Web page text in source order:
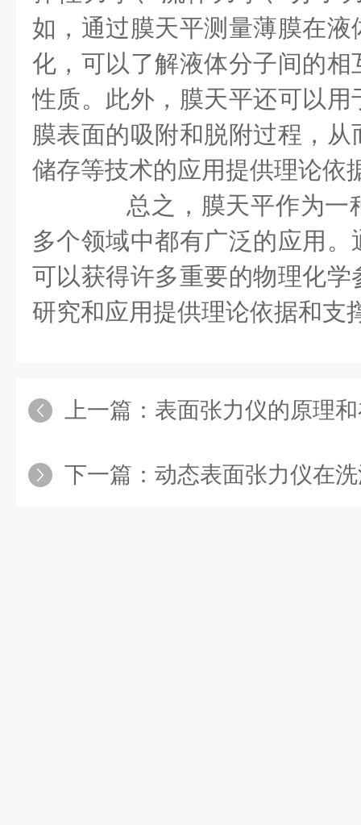
如，通过膜天平测量薄膜在
化，可以了解液体分子间的
性质。此外，膜天平还可以
膜表面的吸附和脱附过程，
储存等技术的应用提供理论依
总之，膜天平作为一
多个领域中都有广泛的应用
可以获得许多重要的物理化
研究和应用提供理论依据和支
上一篇： 表面张力仪的原理
下一篇： 动态表面张力仪在洗涤剂